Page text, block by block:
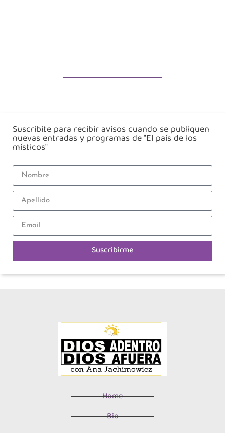
Suscribite para recibir avisos cuando se publiquen
nuevas entradas y programas de "El país de los
místicos"
Suscribirme
Home
Bio